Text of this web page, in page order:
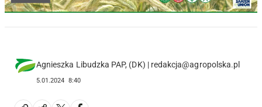
Agnieszka Libudzka PAP, (DK) | redakcja@agropolska.pl
5.01.2024 8:40